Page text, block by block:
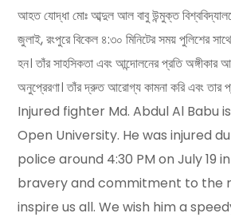
আহত যোদ্ধা মোঃ আব্দুল আল বাবু উন্মুক্ত
জুলাই, রংপুরে বিকেল ৪:৩০ মিনিটের সময় পুলিশের
হন। তাঁর সাহসিকতা এবং আন্দোলনের প্রতি অঙ্গীকার
অনুপ্রেরণা। তাঁর দ্রুত আরোগ্য কামনা করি এবং তার
Injured fighter Md. Abdul Al Babu
Open University. He was injured
police around 4:30 PM on July 19
bravery and commitment to the
inspire us all. We wish him a